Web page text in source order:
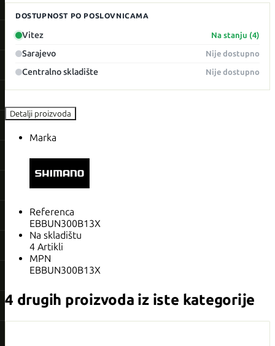
DOSTUPNOST PO POSLOVNICAMA
Vitez Na stanju (4)
Sarajevo Nije dostupno
Centralno skladište Nije dostupno
Detalji proizvoda
Marka
Referenca
EBBUN300B13X
Na skladištu
4 Artikli
MPN
EBBUN300B13X
4 drugih proizvoda iz iste kategorije